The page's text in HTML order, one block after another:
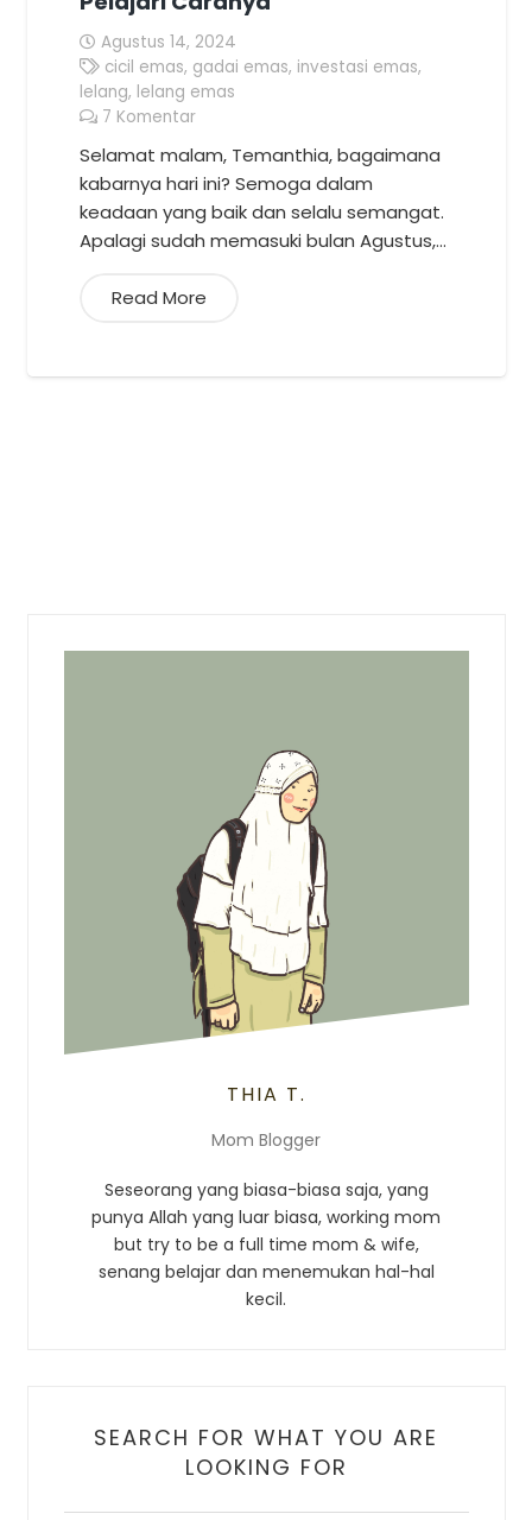
Agustus 14, 2024
cicil emas, gadai emas, investasi emas,
lelang, lelang emas
7 Komentar
Selamat malam, Temanthia, bagaimana
kabarnya hari ini? Semoga dalam
keadaan yang baik dan selalu semangat.
Apalagi sudah memasuki bulan Agustus,…
Read More
THIA T.
Mom Blogger
Seseorang yang biasa-biasa saja, yang
punya Allah yang luar biasa, working mom
but try to be a full time mom & wife,
senang belajar dan menemukan hal-hal
kecil.
SEARCH FOR WHAT YOU ARE
LOOKING FOR